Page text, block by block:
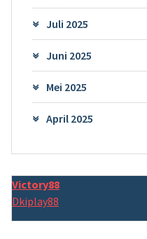
Juli 2025
Juni 2025
Mei 2025
April 2025
Victory88
Dkiplay88